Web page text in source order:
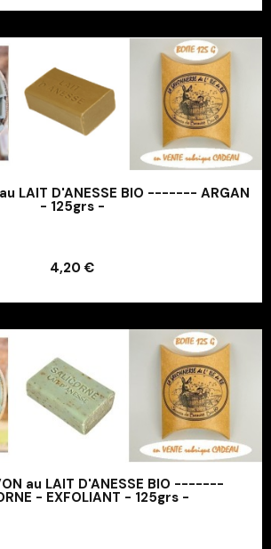
LAIT D'ANESSE BIO ------- ARGAN
- 125grs -
4,20 €
Ajouter au panier
au LAIT D'ANESSE BIO -------
- EXFOLIANT - 125grs -